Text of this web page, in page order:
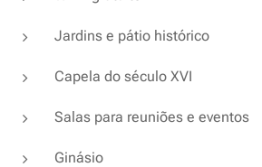
Jardins e pátio histórico
Capela do século XVI
Salas para reuniões e eventos
Ginásio